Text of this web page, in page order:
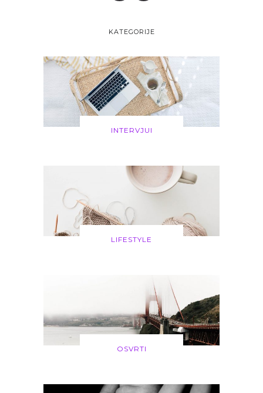
KATEGORIJE
INTERVJUI
LIFESTYLE
OSVRTI